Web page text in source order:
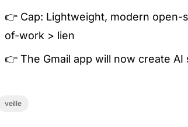
👉 Cap: Lightweight, modern open-
of-work > lien
👉 The Gmail app will now create AI
veille